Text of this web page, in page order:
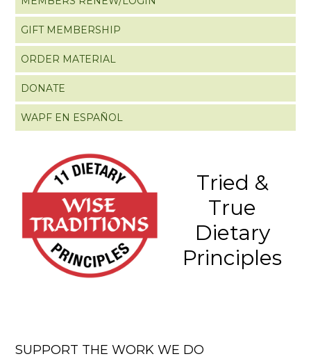
GIFT MEMBERSHIP
ORDER MATERIAL
DONATE
WAPF EN ESPAÑOL
Tried &
True
Dietary
Principles
SUPPORT THE WORK WE DO